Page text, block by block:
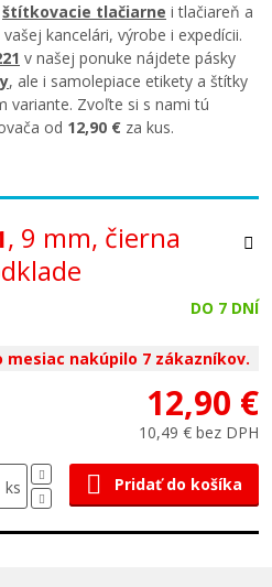
štítkovacie tlačiarne i tlačiareň a
kancelári, výrobe i expedícii.
v našej ponuke nájdete pásky
, ale i samolepiace etikety a štítky
variante. Zvoľte si s nami tú
od 12,90 € za kus.
, 9 mm, čierna
DO 7 DNÍ
mesiac nakúpilo 7 zákazníkov.
12,90 €
10,49 € bez DPH
ks Pridať do košíka